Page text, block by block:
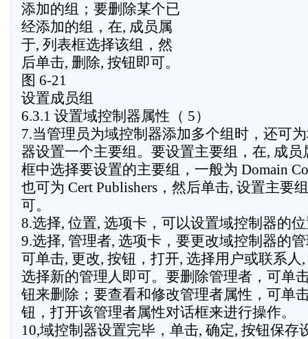
添加的组；要删除某个已
经添加的组，在, 成员属
于, 列表框选择该组，然
后单击, 删除, 按钮即可。
图 6-21
设置成员组
6.3.1 设置域控制器属性（ 5）
7.当管理员为域控制器添加多个组时，还可
器设置一个主要组。要设置主要组，在, 成员
框中选择要设置的主要组，一般为 Domain
也可为 Cert Publishers，然后单击, 设置主要
可。
8.选择, 位置, 选项卡，可以设置域控制器的
9.选择, 管理者, 选项卡，要更改域控制器的
可单击, 更改, 按钮，打开, 选择用户或联系人
选择新的管理人即可。要删除管理者，可单
钮来删除；要查看和修改管理者属性，可单
钮，打开该管理者属性对话框来进行操作。
10,域控制器设置完毕，单击, 确定, 按钮保存